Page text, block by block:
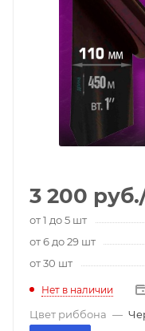
3 200 руб.
от 1 до 5 шт
от 6 до 29 шт
от 30 шт
Нет в наличии
Цвет риббона —